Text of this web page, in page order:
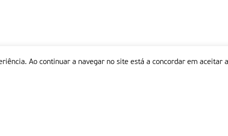
Ao continuar a navegar no site está a concordar em aceitar